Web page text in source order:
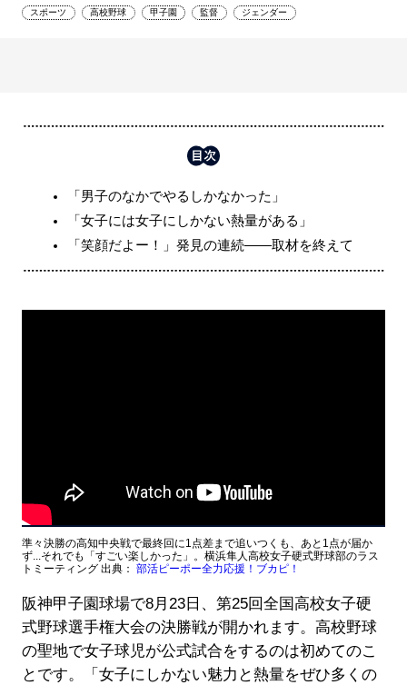
スポーツ 高校野球 甲子園 監督 ジェンダー
「男子のなかでやるしかなかった」
「女子には女子にしかない熱量がある」
「笑顔だよー！」発見の連続――取材を終えて
準々決勝の高知中央戦で最終回に1点差まで追いつくも、あと1点が届か
ず...それでも「すごい楽しかった」。横浜隼人高校女子硬式野球部のラス
トミーティング 出典： 部活ピーポー全力応援！ブカピ！
阪神甲子園球場で8月23日、第25回全国高校女子硬
式野球選手権大会の決勝戦が開かれます。高校野球
の聖地で女子球児が公式試合をするのは初めてのこ
とです。「女子にしかない魅力と熱量をぜひ多くの